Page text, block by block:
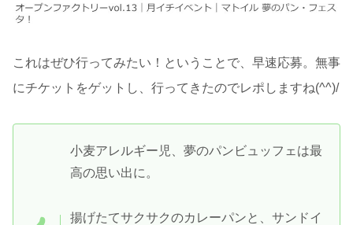
これはぜひ行ってみたい！ということで、早速応募。無事
にチケットをゲットし、行ってきたのでレポしますね(^^)/
小麦アレルギー児、夢のパンビュッフェは最
高の思い出に。
揚げたてサクサクのカレーパンと、サンドイ